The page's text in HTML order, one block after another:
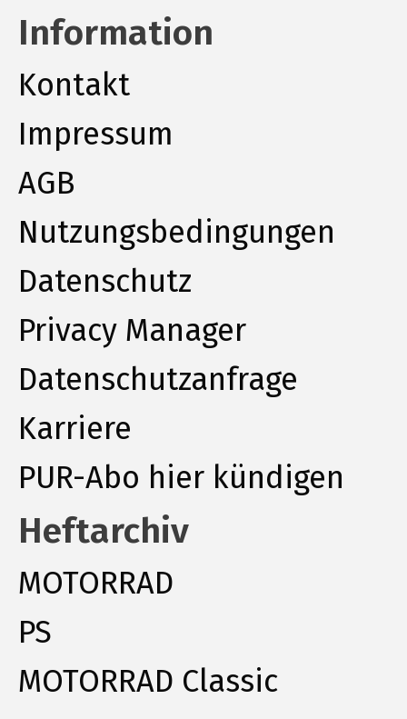
Information
Kontakt
Impressum
AGB
Nutzungsbedingungen
Datenschutz
Privacy Manager
Datenschutzanfrage
Karriere
PUR-Abo hier kündigen
Heftarchiv
MOTORRAD
PS
MOTORRAD Classic